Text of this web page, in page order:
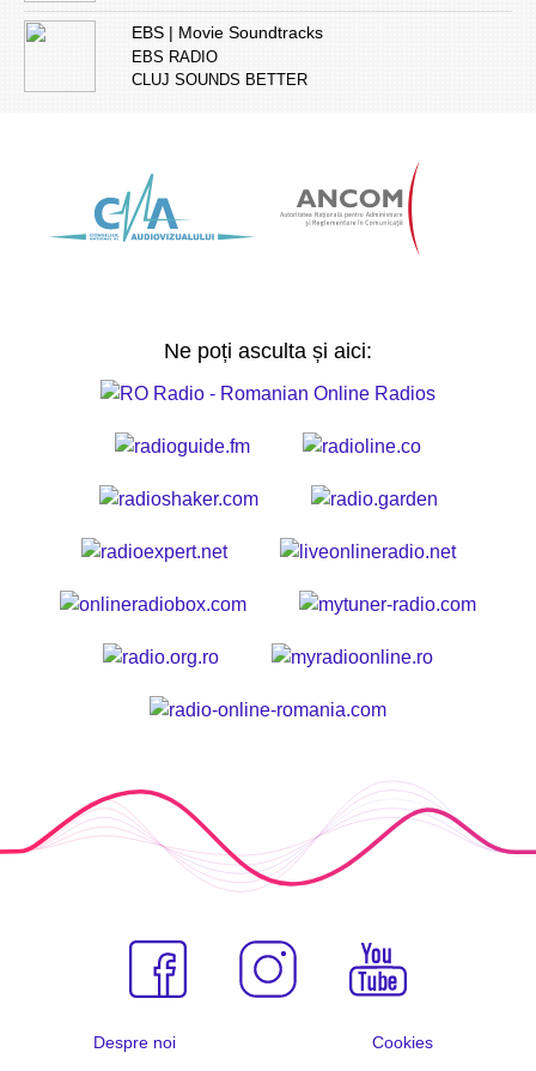
EBS | Movie Soundtracks
EBS RADIO
CLUJ SOUNDS BETTER
Ne poți asculta și aici:
Despre noi
Cookies